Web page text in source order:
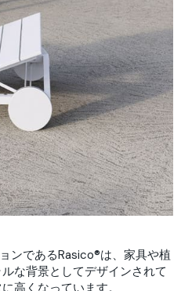
ンであるRasico®は、家具や植
な背景としてデザインされて
高くなっています。